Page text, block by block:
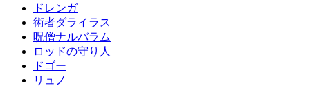
ドレンガ
術者ダライラス
呪僧ナルバラム
ロッドの守り人
ドゴー
リュノ